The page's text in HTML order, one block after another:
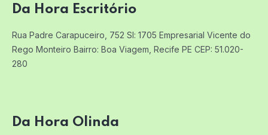
Da Hora Escritório
Rua Padre Carapuceiro, 752 Sl: 1705 Empresarial Vicente do
Rego Monteiro Bairro: Boa Viagem, Recife PE CEP: 51.020-
280
Da Hora Olinda